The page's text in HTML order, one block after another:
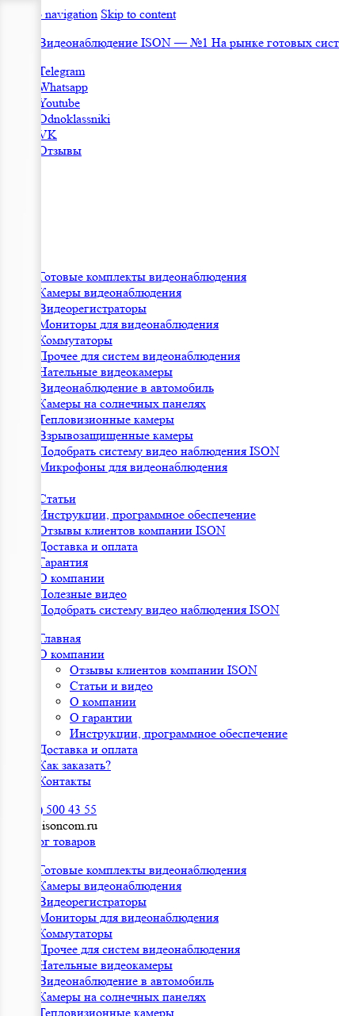
Skip to navigation Skip to content
Видеонаблюдение ISON — №1 На рынке готовых
Telegram
Whatsapp
Youtube
Odnoklassniki
VK
Отзывы
Готовые комплекты видеонаблюдения
Камеры видеонаблюдения
Видеорегистраторы
Мониторы для видеонаблюдения
Коммутаторы
Прочее для систем видеонаблюдения
Нательные видеокамеры
Видеонаблюдение в автомобиль
Камеры на солнечных панелях
Тепловизионные камеры
Взрывозащищенные камеры
Подобрать систему видео наблюдения ISON
Микрофоны для видеонаблюдения
Статьи
Инструкции, программное обеспечение
Отзывы клиентов компании ISON
Доставка и оплата
Гарантия
О компании
Полезные видео
Подобрать систему видео наблюдения ISON
Главная
О компании
Отзывы клиентов компании ISON
Статьи и видео
О компании
О гарантии
Инструкции, программное обеспечение
Доставка и оплата
Как заказать?
Контакты
8 (800) 500 43 55
sales@isoncom.ru
Каталог товаров
Готовые комплекты видеонаблюдения
Камеры видеонаблюдения
Видеорегистраторы
Мониторы для видеонаблюдения
Коммутаторы
Прочее для систем видеонаблюдения
Нательные видеокамеры
Видеонаблюдение в автомобиль
Камеры на солнечных панелях
Тепловизионные камеры